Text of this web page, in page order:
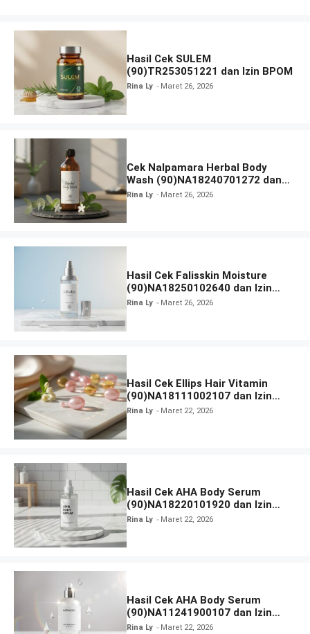
Hasil Cek SULEM
(90)TR253051221 dan Izin BPOM
Rina Ly Maret 26, 2026
Cek Nalpamara Herbal Body
Wash (90)NA18240701272 dan
Izin Bpom
Rina Ly Maret 26, 2026
Hasil Cek Falisskin Moisture
(90)NA18250102640 dan Izin
BPOM
Rina Ly Maret 26, 2026
Hasil Cek Ellips Hair Vitamin
(90)NA18111002107 dan Izin
BPOM
Rina Ly Maret 22, 2026
Hasil Cek AHA Body Serum
(90)NA18220101920 dan Izin
BPOM
Rina Ly Maret 22, 2026
Hasil Cek AHA Body Serum
(90)NA11241900107 dan Izin
BPOM
Rina Ly Maret 22, 2026